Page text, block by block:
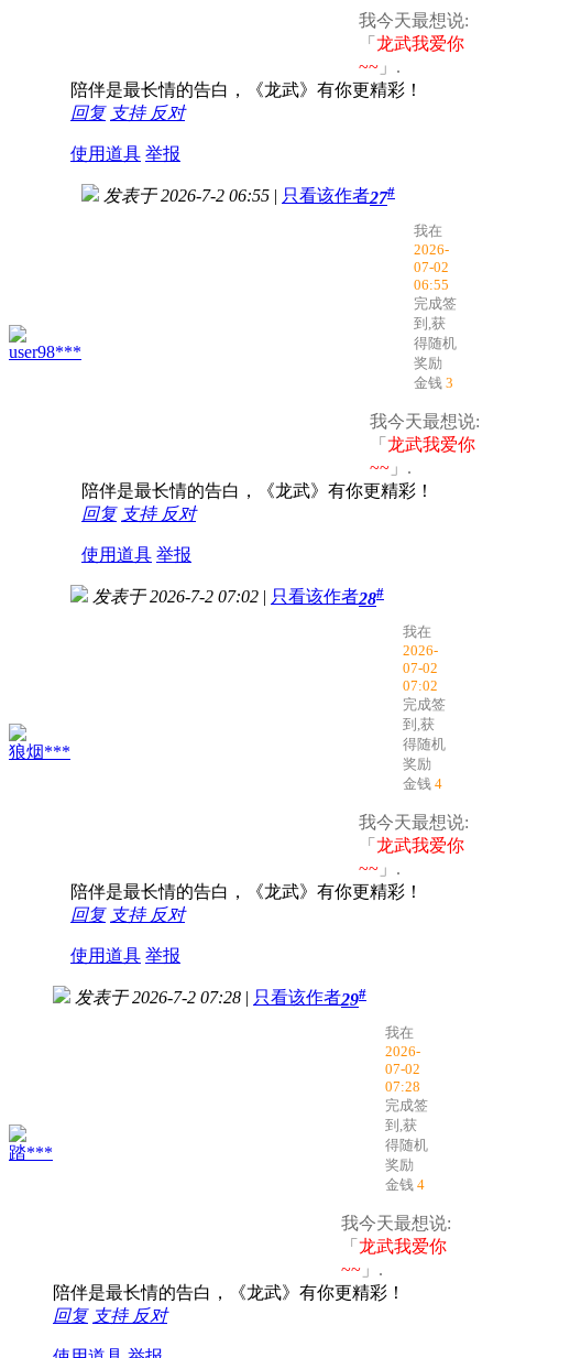
我今天最想说:
「 龙武我爱你
~~ 」.
陪伴是最长情的告白，《龙武》有你更精彩！
回复 支持 反对
使用道具 举报
user98***
发表于 2026-7-2 06:55 | 只看该作者27#
我在
2026-
07-02
06:55
完成签
到,获
得随机
奖励
金钱 3
我今天最想说:
「 龙武我爱你
~~ 」.
陪伴是最长情的告白，《龙武》有你更精彩！
回复 支持 反对
使用道具 举报
狼烟***
发表于 2026-7-2 07:02 | 只看该作者28#
我在
2026-
07-02
07:02
完成签
到,获
得随机
奖励
金钱 4
我今天最想说:
「 龙武我爱你
~~ 」.
陪伴是最长情的告白，《龙武》有你更精彩！
回复 支持 反对
使用道具 举报
踏***
发表于 2026-7-2 07:28 | 只看该作者29#
我在
2026-
07-02
07:28
完成签
到,获
得随机
奖励
金钱 4
我今天最想说:
「 龙武我爱你
~~ 」.
陪伴是最长情的告白，《龙武》有你更精彩！
回复 支持 反对